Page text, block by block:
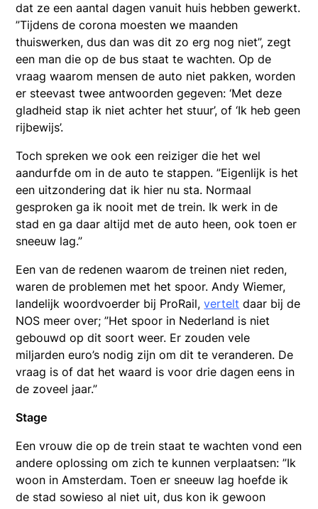
dat ze een aantal dagen vanuit huis hebben gewerkt.
”Tijdens de corona moesten we maanden
thuiswerken, dus dan was dit zo erg nog niet”, zegt
een man die op de bus staat te wachten. Op de
vraag waarom mensen de auto niet pakken, worden
er steevast twee antwoorden gegeven: ‘Met deze
gladheid stap ik niet achter het stuur’, of ‘Ik heb geen
rijbewijs’.
Toch spreken we ook een reiziger die het wel
aandurfde om in de auto te stappen. ”Eigenlijk is het
een uitzondering dat ik hier nu sta. Normaal
gesproken ga ik nooit met de trein. Ik werk in de
stad en ga daar altijd met de auto heen, ook toen er
sneeuw lag.”
Een van de redenen waarom de treinen niet reden,
waren de problemen met het spoor. Andy Wiemer,
landelijk woordvoerder bij ProRail,vertelt daar bij de
NOS meer over; ”Het spoor in Nederland is niet
gebouwd op dit soort weer. Er zouden vele
miljarden euro’s nodig zijn om dit te veranderen. De
vraag is of dat het waard is voor drie dagen eens in
de zoveel jaar.”
Stage
Een vrouw die op de trein staat te wachten vond een
andere oplossing om zich te kunnen verplaatsen: ”Ik
woon in Amsterdam. Toen er sneeuw lag hoefde ik
de stad sowieso al niet uit, dus kon ik gewoon